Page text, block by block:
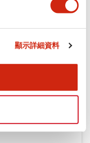
顯示詳細資料
件 (英文版)